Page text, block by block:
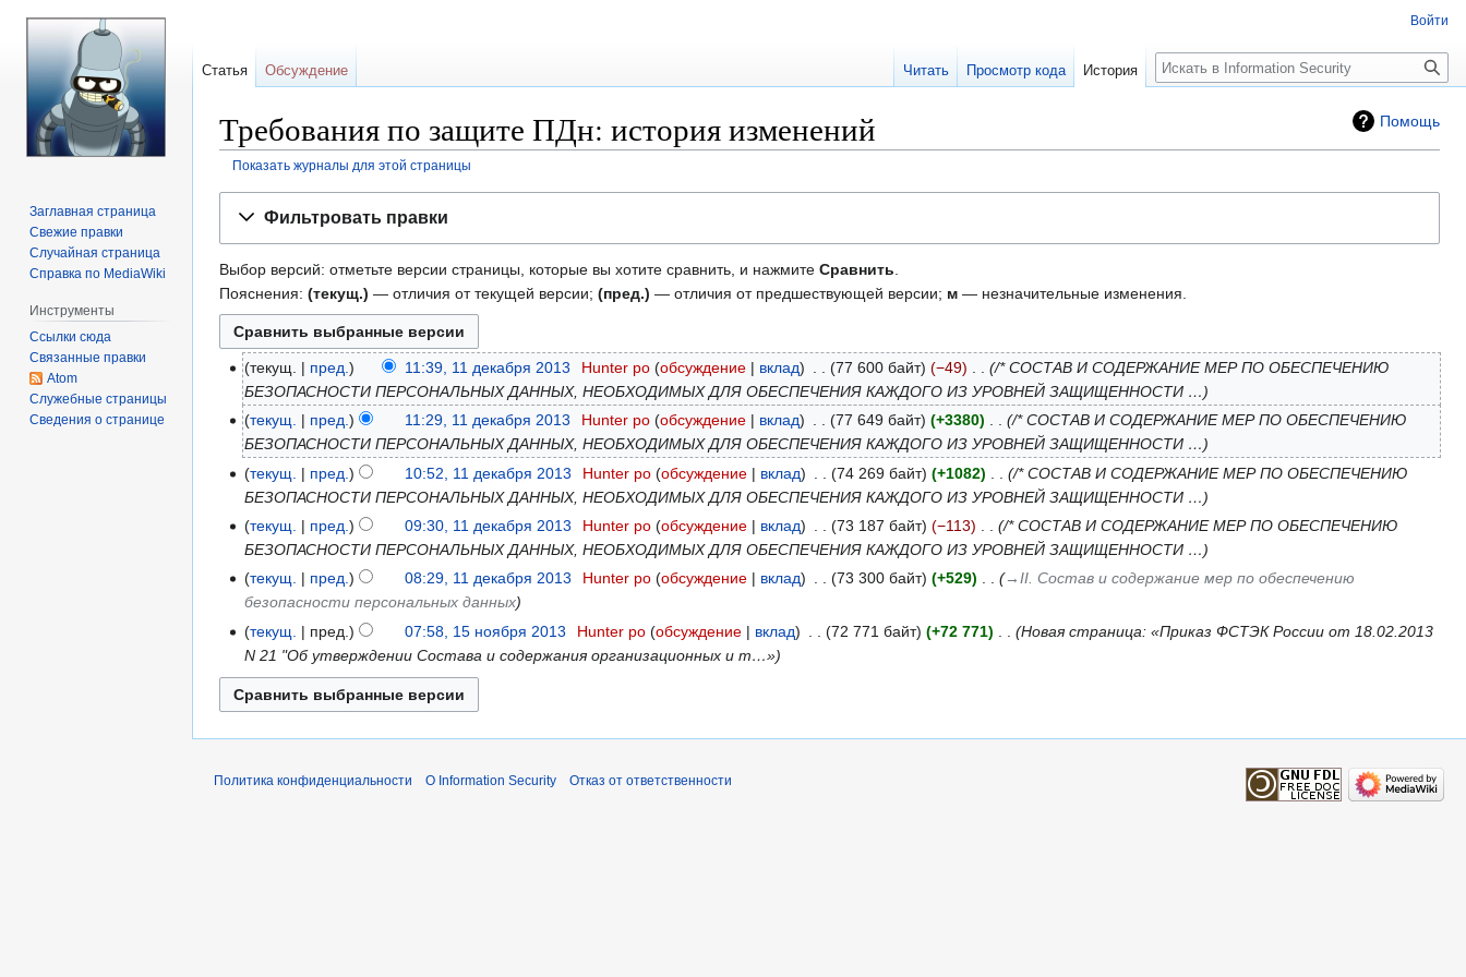
Помощь
Требования по защите ПДн: история изменений
Показать журналы для этой страницы
Фильтровать правки
Выбор версий: отметьте версии страницы, которые вы хотите сравнить, и нажмите Сравнить
Пояснения: (текущ.) — отличия от текущей версии; (пред.) — отличия от предшествующей версии; м — незначительные изменения.
текущ. пред. 11:39, 11 декабря 2013 Hunter po обсуждение вклад 77 600 байт −49
/* СОСТАВ И СОДЕРЖАНИЕ МЕР ПО ОБЕСПЕЧЕНИЮ
БЕЗОПАСНОСТИ ПЕРСОНАЛЬНЫХ ДАННЫХ, НЕОБХОДИМЫХ ДЛЯ ОБЕСПЕЧЕНИЯ КАЖДОГО ИЗ УРОВНЕЙ ЗАЩИЩЕННОСТИ …
текущ.
пред. 11:29, 11 декабря 2013 Hunter po обсуждение вклад 77 649 байт +3380
/* СОСТАВ И СОДЕРЖАНИЕ МЕР ПО ОБЕСПЕЧЕНИЮ
БЕЗОПАСНОСТИ ПЕРСОНАЛЬНЫХ ДАННЫХ, НЕОБХОДИМЫХ ДЛЯ ОБЕСПЕЧЕНИЯ КАЖДОГО ИЗ УРОВНЕЙ ЗАЩИЩЕННОСТИ …
текущ.
пред. 10:52, 11 декабря 2013 Hunter po обсуждение вклад 74 269 байт +1082
/* СОСТАВ И СОДЕРЖАНИЕ МЕР ПО ОБЕСПЕЧЕНИЮ
БЕЗОПАСНОСТИ ПЕРСОНАЛЬНЫХ ДАННЫХ, НЕОБХОДИМЫХ ДЛЯ ОБЕСПЕЧЕНИЯ КАЖДОГО ИЗ УРОВНЕЙ ЗАЩИЩЕННОСТИ …
текущ.
пред. 09:30, 11 декабря 2013 Hunter po обсуждение вклад 73 187 байт −113
/* СОСТАВ И СОДЕРЖАНИЕ МЕР ПО ОБЕСПЕЧЕНИЮ
БЕЗОПАСНОСТИ ПЕРСОНАЛЬНЫХ ДАННЫХ, НЕОБХОДИМЫХ ДЛЯ ОБЕСПЕЧЕНИЯ КАЖДОГО ИЗ УРОВНЕЙ ЗАЩИЩЕННОСТИ …
текущ.
пред. 08:29, 11 декабря 2013 Hunter po обсуждение вклад 73 300 байт +529
→‎II. Состав и содержание мер по обеспечению
безопасности персональных данных
текущ.
пред. 07:58, 15 ноября 2013 Hunter po обсуждение вклад 72 771 байт +72 771
Новая страница: «Приказ ФСТЭК России от 18.02.2013
N 21 "Об утверждении Состава и содержания организационных и т…»
Войти
Статья Обсуждение Читать Просмотр кода История
Поиск
Заглавная страница
Свежие правки
Случайная страница
Справка по MediaWiki
Инструменты
Ссылки сюда
Связанные правки
Atom
Служебные страницы
Сведения о странице
Политика конфиденциальности О Information Security Отказ от ответственности